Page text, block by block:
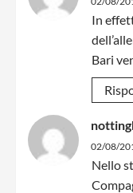
In
Bari
02/08/
Nello